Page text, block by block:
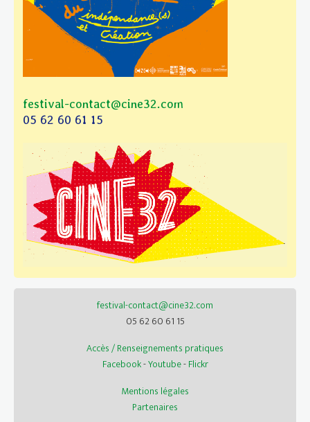
festival-contact@cine32.com
05 62 60 61 15
festival-contact@cine32.com
05 62 60 61 15
Accès / Renseignements pratiques
Facebook-Youtube-Flickr
Mentions légales
Partenaires